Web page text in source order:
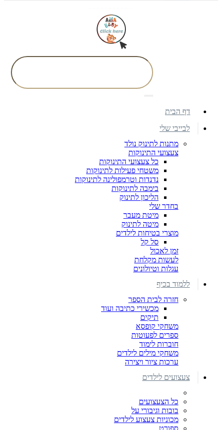
דף הבית
לבייבי שלי
מתנות לתינוק נולד
צעצועי התינוקות
כל צעצועי התינוקות
משטחי פעילות לתינוקות
נדנדות וטרמפולינה לתינוקות
בימבה לתינוקות
הליכון לתינוק
בחדר שלי
מיטת מעבר
מיטה לתינוק
מוצרי בטיחות לילדים
סל קל
זמן לאכול
לעשות מקלחת
עגלות וטיולונים
ללמוד בכיף
חזרה לבית הספר
מכשירי כתיבה ועוד
תיקים
משחקי קופסא
ספרים לפעוטות
חוברות לימוד
משחקי מילים לילדים
ערכות ציור ויצירה
צעצועים לילדים
כל הצעצועים
בובות וגיבורי על
מכוניות צעצוע לילדים
ספורט